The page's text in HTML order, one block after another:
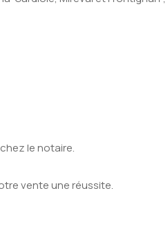
le notaire.
vente une réussite.